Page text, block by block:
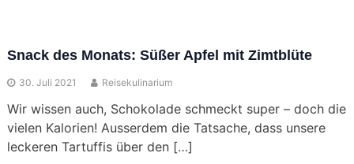
Snack des Monats: Süßer Apfel mit Zimtblüte
30. Juli 2021 Reisekulinarium
Wir wissen auch, Schokolade schmeckt super – doch die
vielen Kalorien! Ausserdem die Tatsache, dass unsere
leckeren Tartuffis über den […]